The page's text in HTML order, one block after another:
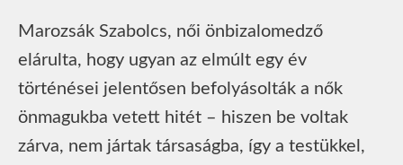
Marozsák Szabolcs, női önbizalomedző
elárulta, hogy ugyan az elmúlt egy év
történései jelentősen befolyásolták a nők
önmagukba vetett hitét – hiszen be voltak
zárva, nem jártak társaságba, így a testükkel,